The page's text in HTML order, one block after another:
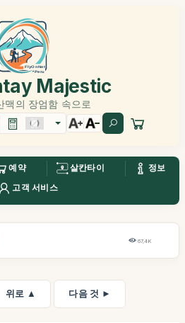
Majestic
맥의 장엄함 속으로
예약 살칸타이
정보
고객 서비스
67,4K
위로 ▲ 다음 것 ►